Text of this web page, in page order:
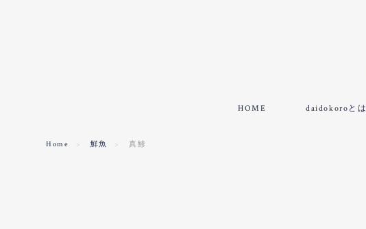
HOME daidokoroとは
Home 鮮魚 真鯵